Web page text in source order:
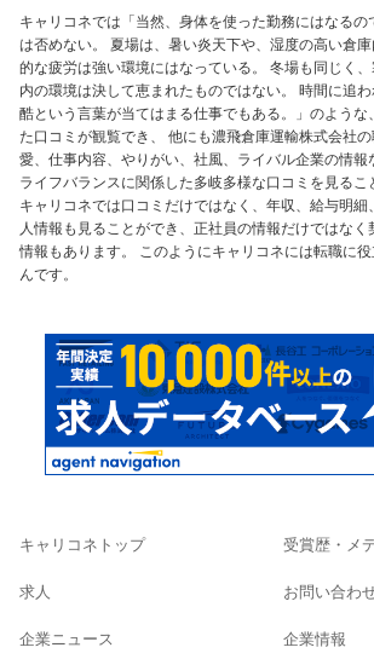
キャリコネでは「当然、身体を使った勤務にはなる
は否めない。 夏場は、暑い炎天下や、湿度の高い倉
的な疲労は強い環境にはなっている。 冬場も同じく
内の環境は決して恵まれたものではない。 時間に追
酷という言葉が当てはまる仕事でもある。」のような
た口コミが観覧でき、 他にも濃飛倉庫運輸株式会社
愛、仕事内容、やりがい、社風、ライバル企業の情報
ライフバランスに関係した多岐多様な口コミを見るこ
キャリコネでは口コミだけではなく、年収、給与明
人情報も見ることができ、正社員の情報だけではな
情報もあります。 このようにキャリコネには転職に
んです。
キャリコネトップ
求人
企業ニュース
受賞歴・メ
お問い合わ
企業情報